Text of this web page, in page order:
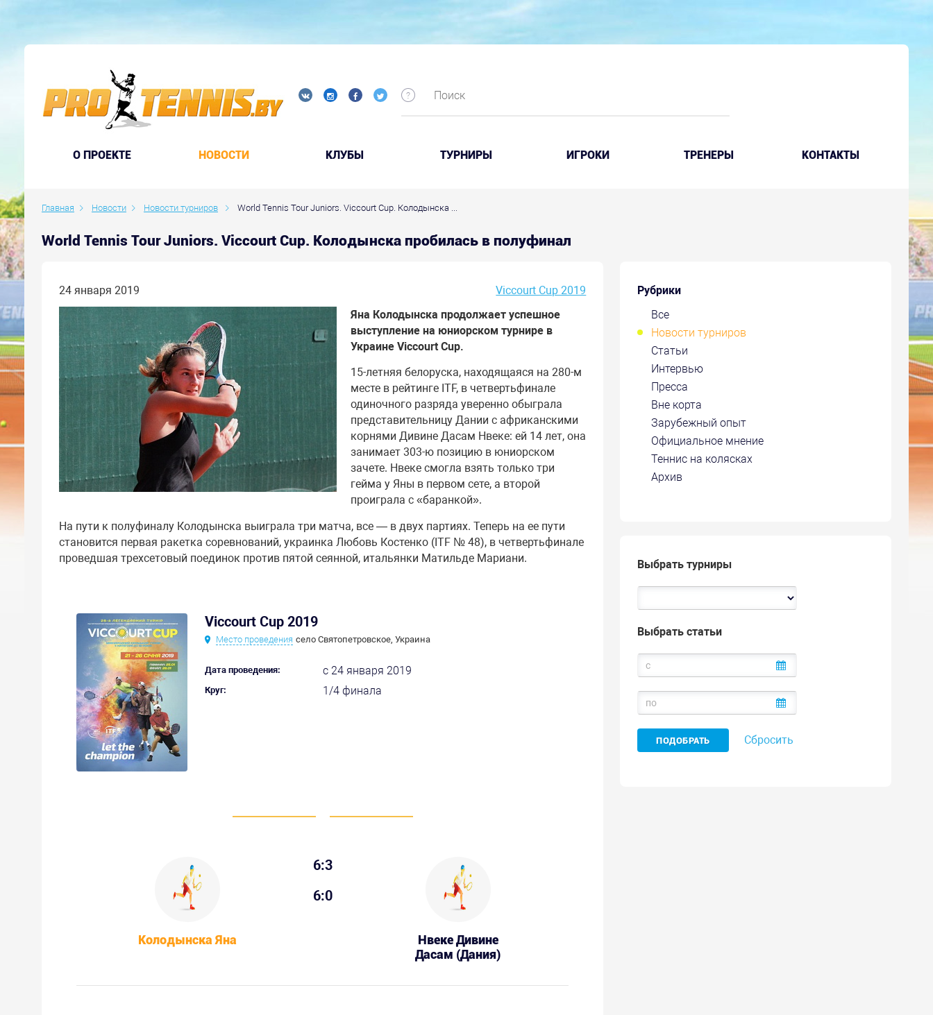
O ПРОЕКТЕ НОВОСТИ КЛУБЫ ТУРНИРЫ ИГРОКИ ТРЕНЕРЫ КОНТАКТЫ
Главная Новости Новости турниров World Tennis Tour Juniors. Viccourt Cup. Колодынска ...
World Tennis Tour Juniors. Viccourt Cup. Колодынска пробилась в полуфинал
Рубрики
Все
Новости турниров
Статьи
Интервью
Пресса
Вне корта
Зарубежный опыт
Официальное мнение
Теннис на колясках
Архив
Выбрать турниры
Выбрать статьи
Сбросить
24 января 2019
Viccourt Cup 2019
Яна Колодынска продолжает успешное
выступление на юниорском турнире в
Украине Viccourt Cup.
15-летняя белоруска, находящаяся на 280-м
месте в рейтинге ITF, в четвертьфинале
одиночного разряда уверенно обыграла
представительницу Дании с африканскими
корнями Дивине Дасам Нвеке: ей 14 лет, она
занимает 303-ю позицию в юниорском
зачете. Нвеке смогла взять только три
гейма у Яны в первом сете, а второй
проиграла с «баранкой».
На пути к полуфиналу Колодынска выиграла три матча, все — в двух партиях. Теперь на ее пути
становится первая ракетка соревнований, украинка Любовь Костенко (ITF № 48), в четвертьфинале
проведшая трехсетовый поединок против пятой сеянной, итальянки Матильде Мариани.
Viccourt Cup 2019
Место проведения село Святопетровское, Украина
Дата проведения: с 24 января 2019
Круг: 1/4 финала
Колодынска Яна
6:3
6:0
Нвеке Дивине
Дасам (Дания)